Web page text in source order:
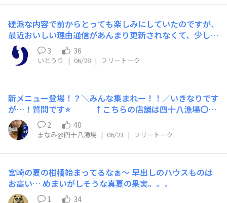
調査するように依頼していますので、まずは彼女に確認し
てください。それでも進まなければ、撮影した画像を開示
します。近隣の塚田農場 川崎たちばな通り店が閉店して
いるにもかかわらず、従業員ファーストの接客は許せませ
ん‼️
「アヤボラ」、一般には「毛つぶ」等と呼ばれています。
を知ってもらい、立ち直るために名付けられた名前とのこ
と。毛蟹や水タコを狙うカゴ漁で混獲してしまう貝で、厄
介なことにカゴの中の餌ばかりか、本来の狙いである毛蟹
や水タコ、ドンコまでもを食べてしまう大食漢。そのくせ
ものではありません！どうにかこの厄介モノを成敗できな
いものか…と困っていたところ、APと手を組んで商品開
発し、当時はガリバタ焼きで提供しておりました。ここ最
近仕入れが復活し、西新宿では新たなおすすめメニューと
して提供させていただいてます！まずは磯辺天！広田ツブ
が持つ磯の香りと海苔の香りが重なり、食感も楽しくお酒
われてるのが有名かなと思います。オクラ･マッシュルー
ムも添えて旨みを蓄えてますので、ワインと合わせていた
だければと🍷仕入れに限りがありますので売り切れ御免と
硬派な内容で前からとっても楽しみにしていたのですが、
最近おいしい理由通信があんまり更新されなくて、少し寂
しく感じてます。また以前のように再開いただけることを
楽しみにしてます！
3 36
いとうり | 06/28 | フリートーク
新メニュー登場！？＼みんな集まれー！！／いきなりです
が…！質問です⭐️ ↑こちらの店舗は四十八漁場〇〇
〇店でしょうか？🍣…？🍤…？正解は…………！四十八漁
場九段下店です！✨6月17日(水)より新メニュー登場しま
した！！新メニューは全部で6品！お酒に合う酒肴料理か
ら〆の一品まで幅広く増えております🍶\ちょびっと公開/
躍の『赤酢マヨ（マヨ、赤酢、粒マスタード）』をかけて
召し上がっていただく見た目よし！味よし！隠れ推しメニ
ュー♡〇イワシのぶっかけポン酢ありそうでなかったぶっ
2 40
まなみ@四十八漁場 | 06/23 | フリートーク
宮崎の夏の柑橘始まってるなぁ〜 早出しのハウスものは
お高い… めまいがしそうな真夏の果実。。。
1 34